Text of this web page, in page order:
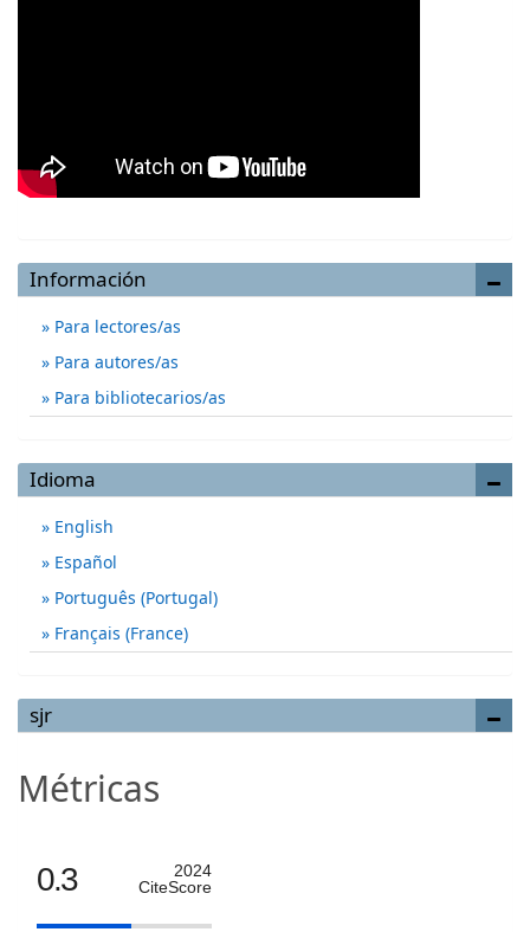
Información
Para lectores/as
Para autores/as
Para bibliotecarios/as
Idioma
English
Español
Português (Portugal)
Français (France)
sjr
Métricas
0.3
2024
CiteScore